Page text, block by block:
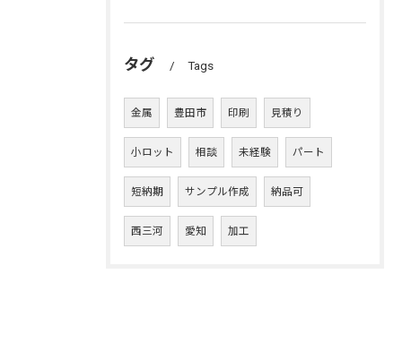
タグ Tags
金属 豊田市 印刷 見積り
小ロット 相談 未経験 パート
短納期 サンプル作成 納品可
西三河 愛知 加工